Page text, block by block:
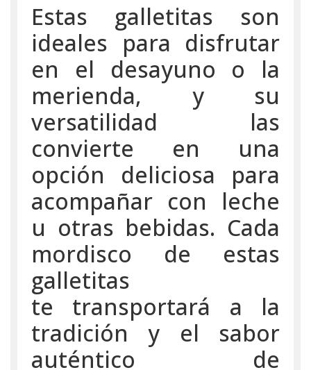
Estas galletitas son
ideales para disfrutar
en el desayuno o la
merienda, y su
versatilidad las
convierte en una
opción deliciosa para
acompañar con leche
u otras bebidas. Cada
mordisco de estas
galletitas
te transportará a la
tradición y el sabor
auténtico de